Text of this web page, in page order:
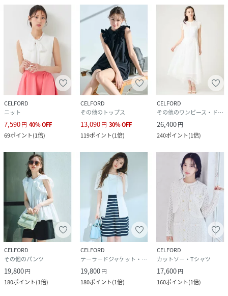
CELFORD
ニット
7,590円 40%OFF
69ポイント(1倍)
CELFORD
その他のトップス
13,090円 30%OFF
119ポイント(1倍)
CELFORD
その他のワンピース・ドレス
26,400円
240ポイント(1倍)
CELFORD
その他のパンツ
19,800円
180ポイント(1倍)
CELFORD
テーラードジャケット・ブレザー
19,800円
180ポイント(1倍)
CELFORD
カットソー・Tシャツ
17,600円
160ポイント(1倍)